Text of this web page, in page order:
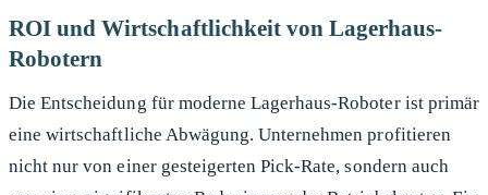
ROI und Wirtschaftlichkeit von Lagerhaus-
Robotern
Die Entscheidung für moderne Lagerhaus-Roboter ist primär
eine wirtschaftliche Abwägung. Unternehmen profitieren
nicht nur von einer gesteigerten Pick-Rate, sondern auch